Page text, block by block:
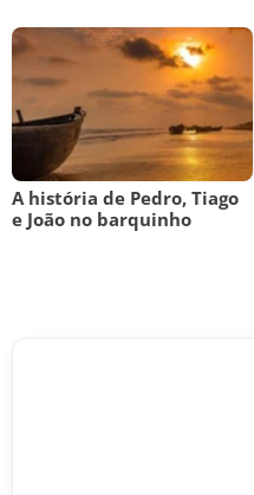
A história de Pedro, Tiago
e João no barquinho